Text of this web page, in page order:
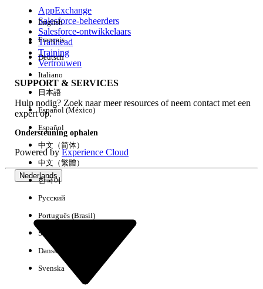
Ervaring
Alles wissen Gereed
Geen resultaten
AppExchange
Salesforce-beheerders
Salesforce-ontwikkelaars
Trailhead
Training
Vertrouwen
SUPPORT & SERVICES
Hulp nodig? Zoek naar meer resources of neem contact met een
expert op.
Ondersteuning ophalen
Powered byExperience Cloud
Nederlands
English
Français
Deutsch
Italiano
日本語
Español (México)
Español
中文（简体）
中文（繁體）
한국어
Русский
Português (Brasil)
Suomi
Dansk
Svenska